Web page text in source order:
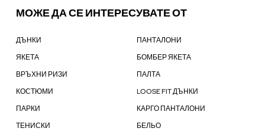
МОЖЕ ДА СЕ ИНТЕРЕСУВАТЕ ОТ
ДЪНКИ ПАНТАЛОНИ
ЯКЕТА БОМБЕР ЯКЕТА
ВРЪХНИ РИЗИ ПАЛТА
КОСТЮМИ LOOSE FIT ДЪНКИ
ПАРКИ КАРГО ПАНТАЛОНИ
ТЕНИСКИ БЕЛЬО